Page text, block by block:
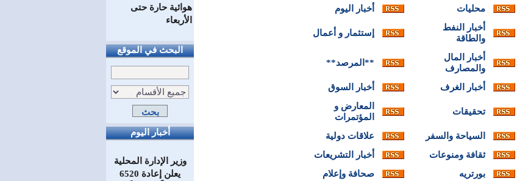
هوائية حارة حتى
الأربعاء
البحث في الموقع
أخبار اليوم
وزير الإدارة المحلية
يعلن إعادة 6520
أخبار اليوم محليات
إستثمار و أعمال
أخبار النفط
والطاقة
**المرصد**
أخبار المال
والمصارف
أخبار السوق
أخبار الغرف
المعارض و
المؤتمرات
تحقيقات
علاقات دولية
السياحة والسفر
أخبار التشريعات
ثقافة ومنوعات
صحافة وإعلام
بورتريه